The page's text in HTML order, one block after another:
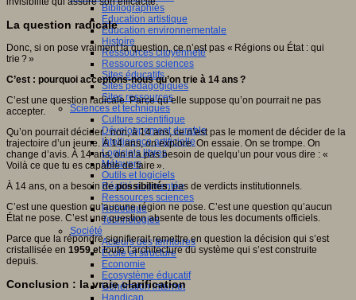
Bibliographies
Education artistique
Education environnementale
Histoire
Ressources citoyenneté
Ressources sciences
Sites éducatifs
Sites pédagogiques
Sites ressources
Sciences et techniques
Culture scientifique
Développement durable
Intelligence artificielle
Logiciels libres
Métavers
Outils et logiciels
Réalité augmentée
Ressources sciences
Robotique
Technologies
Société
Acteurs des territoires
Ecole et structure
Economie
Ecosystème éducatif
Génération internet
Handicap
La question radicale
Donc, si on pose vraiment la question, ce n’est pas « Régions ou État : qui
trie ? »
C’est : pourquoi acceptons-nous qu’on trie à 14 ans ?
C’est une question radicale. Parce qu’elle suppose qu’on pourrait ne pas
accepter.
Qu’on pourrait décider : non, à 14 ans, ce n’est pas le moment de décider de la
trajectoire d’un jeune. À 14 ans, on explore. On essaie. On se trompe. On
change d’avis. À 14 ans, on n’a pas besoin de quelqu’un pour vous dire : «
Voilà ce que tu es capable de faire ».
À 14 ans, on a besoin depossibilités, pas de verdicts institutionnels.
C’est une question qu’aucune région ne pose. C’est une question qu’aucun
État ne pose. C’est une question absente de tous les documents officiels.
Parce que la répondre signifierait remettre en question la décision qui s’est
cristallisée en 1959 et toute l’architecture du système qui s’est construite
depuis.
Conclusion : la vraie clarification